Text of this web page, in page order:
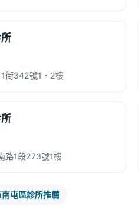
街342號1．2樓
路1段273號1樓
南屯區診所推薦